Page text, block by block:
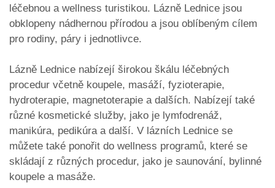
léčebnou a wellness turistikou. Lázně Lednice jsou
obklopeny nádhernou přírodou a jsou oblíbeným cílem
pro rodiny, páry i jednotlivce.
Lázně Lednice nabízejí širokou škálu léčebných
procedur včetně koupele, masáží, fyzioterapie,
hydroterapie, magnetoterapie a dalších. Nabízejí také
různé kosmetické služby, jako je lymfodrenáž,
manikúra, pedikúra a další. V lázních Lednice se
můžete také ponořit do wellness programů, které se
skládají z různých procedur, jako je saunování, bylinné
koupele a masáže.